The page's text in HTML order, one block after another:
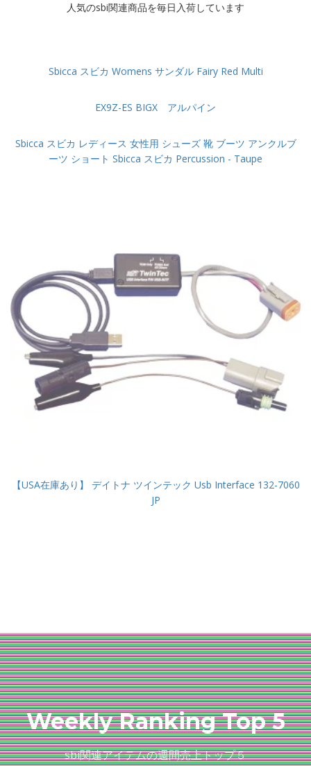
人気のsbi関連商品を毎日入荷しています
Sbicca スビカ Womens サンダル Fairy Red Multi
EX9Z-ES BIGX アルパイン
Sbicca スビカ レディース 女性用 シューズ 靴 ブーツ アンクルブ
ーツ ショート Sbicca スビカ Percussion - Taupe
【USA在庫あり】 デイトナ ツインテック Usb Interface 132-7060
JP
Weekly Ranking Top 5
sbi関連アイテムの週間売上トップ５